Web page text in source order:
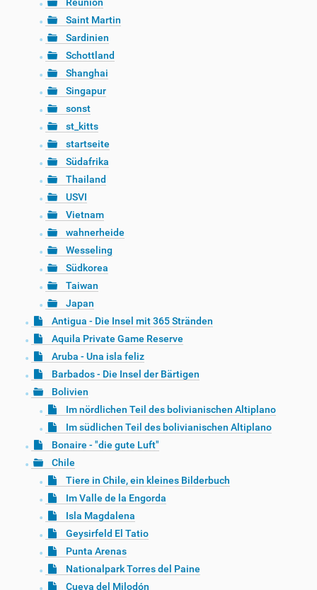
Reunion
Saint Martin
Sardinien
Schottland
Shanghai
Singapur
sonst
st_kitts
startseite
Südafrika
Thailand
USVI
Vietnam
wahnerheide
Wesseling
Südkorea
Taiwan
Japan
Antigua - Die Insel mit 365 Stränden
Aquila Private Game Reserve
Aruba - Una isla feliz
Barbados - Die Insel der Bärtigen
Bolivien
Im nördlichen Teil des bolivianischen Altiplano
Im südlichen Teil des bolivianischen Altiplano
Bonaire - "die gute Luft"
Chile
Tiere in Chile, ein kleines Bilderbuch
Im Valle de la Engorda
Isla Magdalena
Geysirfeld El Tatio
Punta Arenas
Nationalpark Torres del Paine
Cueva del Milodón